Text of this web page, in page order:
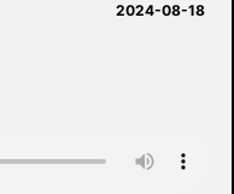
2024-08-18